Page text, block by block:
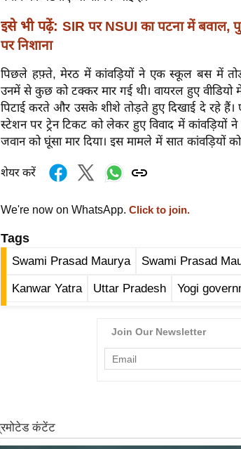
इसे भी पढ़ें: SIR पर NSUI का पटना में बवाल,
पर निशाना
पिछले हफ़्ते, मेरठ में कांवड़ियों ने एक स्कूल बस में
उनमें से कुछ को टक्कर मार गई थी। वायरल हुए वीडियो
पिटाई करते और उसके शीशे तोड़ते हुए दिखाई दे रहे हैं।
स्टेशन पर ट्रेन टिकट को लेकर हुए विवाद में कांवड़ियों
जवान को घूंसा मार दिया। इस मामले में सात कांवड़ियों को
शेयर करें
We're now on WhatsApp. Click to join.
Tags
Swami Prasad Maurya Swami Prasad
Kanwar Yatra Uttar Pradesh Yogi